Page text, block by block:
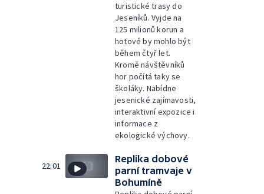
turistické trasy do
Jeseníků. Vyjde na
125 milionů korun a
hotové by mohlo být
během čtyř let.
Kromě návštěvníků
hor počítá taky se
školáky. Nabídne
jesenické zajímavosti,
interaktivní expozice i
informace z
ekologické výchovy.
22:01
Replika dobové
parní tramvaje v
Bohumíně